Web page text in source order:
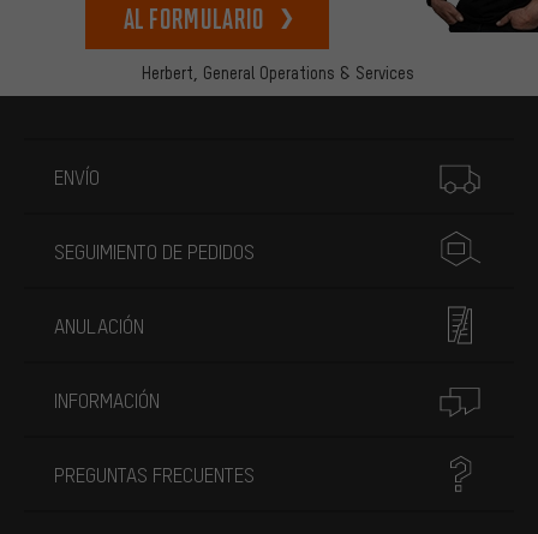
Herbert, General Operations & Services
Al formulario
ENVÍO
SEGUIMIENTO DE PEDIDOS
ANULACIÓN
INFORMACIÓN
PREGUNTAS FRECUENTES